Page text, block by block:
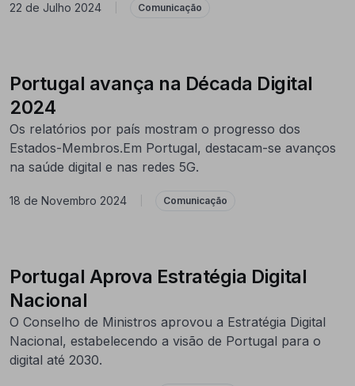
22 de Julho 2024 Comunicação
Portugal avança na Década Digital
2024
Os relatórios por país mostram o progresso dos
Estados-Membros.Em Portugal, destacam-se avanços
na saúde digital e nas redes 5G.
18 de Novembro 2024 Comunicação
Portugal Aprova Estratégia Digital
Nacional
O Conselho de Ministros aprovou a Estratégia Digital
Nacional, estabelecendo a visão de Portugal para o
digital até 2030.